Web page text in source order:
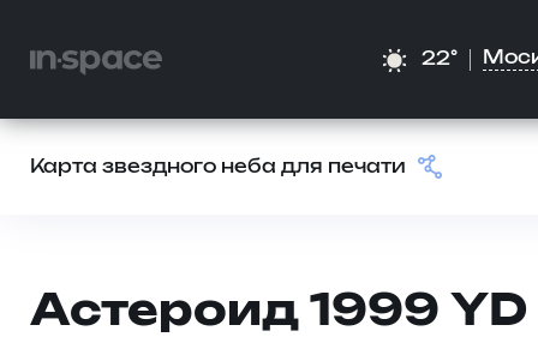
22°
Карта звездного неба для печати
Астероид 1999 YD